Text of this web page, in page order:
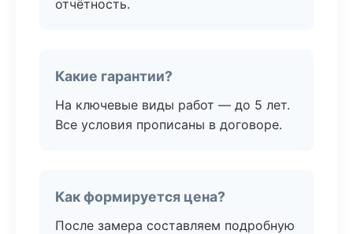
отчётность.
Какие гарантии?
На ключевые виды работ — до 5 лет.
Все условия прописаны в договоре.
Как формируется цена?
После замера составляем подробную